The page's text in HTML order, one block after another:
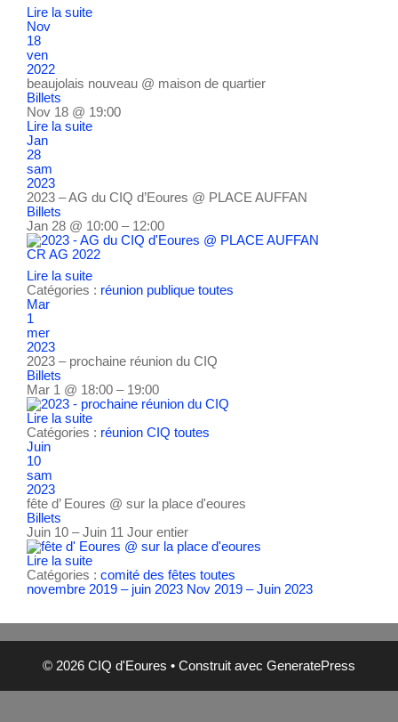
Lire la suite
Nov
18
ven
2022
beaujolais nouveau @ maison de quartier
Billets
Nov 18 @ 19:00
Lire la suite
Jan
28
sam
2023
2023 – AG du CIQ d’Eoures @ PLACE AUFFAN
Billets
Jan 28 @ 10:00 – 12:00
CR AG 2022
Lire la suite
Catégories : réunion publique toutes
Mar
1
mer
2023
2023 – prochaine réunion du CIQ
Billets
Mar 1 @ 18:00 – 19:00
Lire la suite
Catégories : réunion CIQ toutes
Juin
10
sam
2023
fête d’ Eoures @ sur la place d'eoures
Billets
Juin 10 – Juin 11 Jour entier
Lire la suite
Catégories : comité des fêtes toutes
novembre 2019 – juin 2023 Nov 2019 – Juin 2023
© 2026 CIQ d'Eoures • Construit avec GeneratePress